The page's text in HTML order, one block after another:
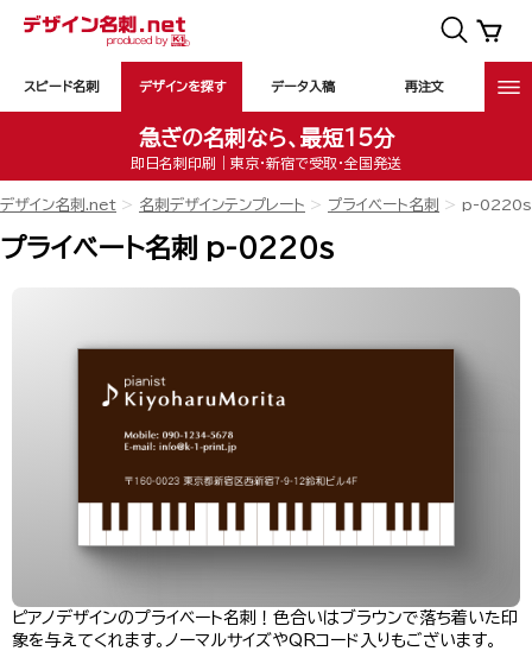
スピード名刺 デザインを探す データ入稿 再注文
急ぎの名刺なら、最短15分
即日名刺印刷｜東京・新宿で受取・全国発送
デザイン名刺.net 名刺デザインテンプレート プライベート名刺 p-0220s
プライベート名刺 p-0220s
ピアノデザインのプライベート名刺！色合いはブラウンで落ち着いた印
象を与えてくれます。ノーマルサイズやQRコード入りもございます。